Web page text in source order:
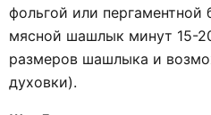
фольгой или пергаментной
мясной шашлык минут 15-
размеров шашлыка и
духовки).